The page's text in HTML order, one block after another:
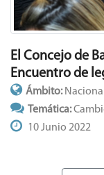
El Concejo de
Encuentro de
Ámbito: Nacional
Temática:
10 Junio 2022